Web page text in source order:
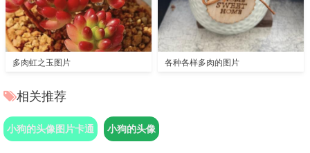
多肉虹之玉图片 各种各样多肉的图片
相关推荐
小狗的头像图片卡通 小狗的头像